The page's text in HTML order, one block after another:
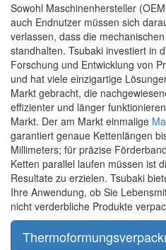
Sowohl Maschinenhersteller
auch Endnutzer müssen sich
verlassen, dass die
standhalten. Tsubaki investiert in
Forschung und Entwicklung von
und hat viele einzigartige
Markt gebracht, die
effizienter und länger
Markt. Der am Markt einmalige
garantiert genaue Kettenlängen
Millimeters; für präzise
Ketten parallel laufen müssen ist
Resultate zu erzielen. Tsubaki
Ihre Anwendung, ob Sie
nicht verderbliche Produkte